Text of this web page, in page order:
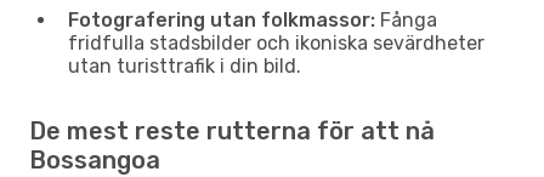
Fotografering utan folkmassor: Fånga
fridfulla stadsbilder och ikoniska sevärdheter
utan turisttrafik i din bild.
De mest reste rutterna för att nå
Bossangoa